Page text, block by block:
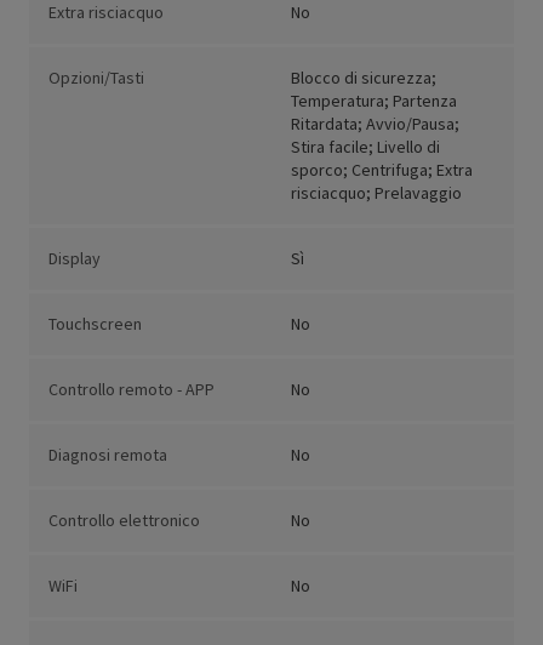
Extra risciacquo No
Opzioni/Tasti
Blocco di sicurezza;
Temperatura; Partenza
Ritardata; Avvio/Pausa;
Stira facile; Livello di
sporco; Centrifuga; Extra
risciacquo; Prelavaggio
Display Sì
Touchscreen No
Controllo remoto - APP No
Diagnosi remota No
Controllo elettronico No
WiFi No